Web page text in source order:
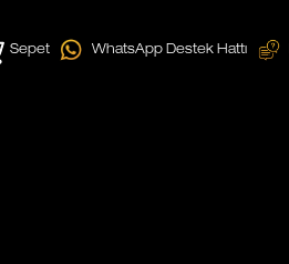
Sepet WhatsApp Destek Hattı